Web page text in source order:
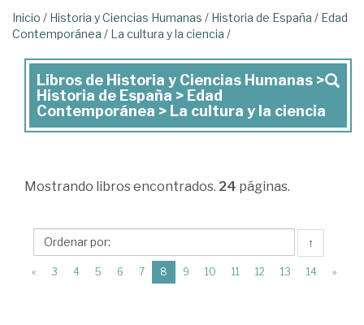
Inicio / Historia y Ciencias Humanas / Historia de España / Edad
Contemporánea / La cultura y la ciencia /
Libros
de
Historia
Ciencias
>
Historia
Libros de Historia y Ciencias Humanas >
Historia de España > Edad
Contemporánea > La cultura y la ciencia
Mostrando libros encontrados. 24 páginas.
↑
« 3 4 5 6 7 8 (current)
9 10 11 12 13 14 »